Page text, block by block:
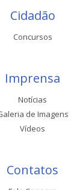
Cidadão
Concursos
Imprensa
Notícias
de Imagens
Vídeos
Contatos